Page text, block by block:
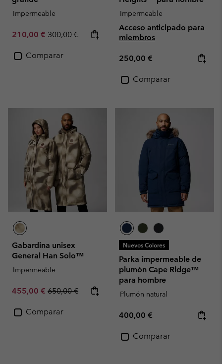
Impermeable
Sale price:
210,00 € Regular price:
300,00 €
Comparar
Impermeable
Acceso anticipado para
miembros
Regular price:
250,00 €
Comparar
Gabardina unisex
General Han Solo™
Impermeable
Sale price:
455,00 € Regular price:
650,00 €
Comparar
Nuevos Colores
Parka impermeable de
plumón Cape Ridge™
para hombre
Plumón natural
Regular price:
400,00 €
Comparar